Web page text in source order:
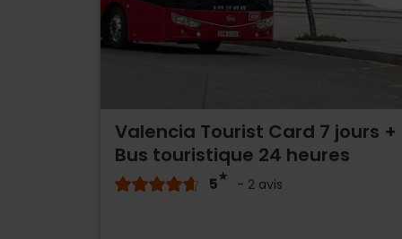
Valencia Tourist Card 7 jours +
Bus touristique 24 heures
5 - 2 avis